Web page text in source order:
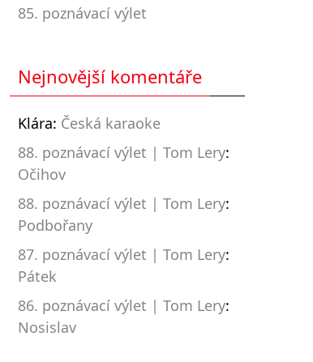
85. poznávací výlet
Nejnovější komentáře
Klára: Česká karaoke
88. poznávací výlet | Tom Lery:
Očihov
88. poznávací výlet | Tom Lery:
Podbořany
87. poznávací výlet | Tom Lery:
Pátek
86. poznávací výlet | Tom Lery:
Nosislav